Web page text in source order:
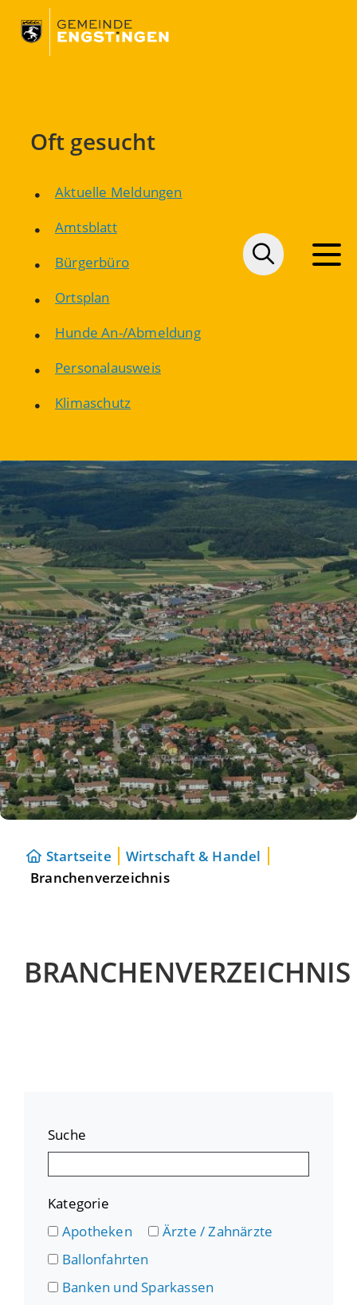
Oft gesucht
Aktuelle Meldungen
Amtsblatt
Bürgerbüro
Ortsplan
Hunde An-/Abmeldung
Personalausweis
Klimaschutz
Startseite
Wirtschaft & Handel
Branchenverzeichnis
BRANCHENVERZEICHNIS
Suche
Kategorie
Apotheken
Ärzte / Zahnärzte
Ballonfahrten
Banken und Sparkassen